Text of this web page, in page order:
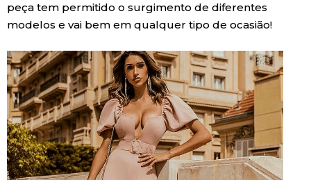
peça tem permitido o surgimento de diferentes
modelos e vai bem em qualquer tipo de ocasião!